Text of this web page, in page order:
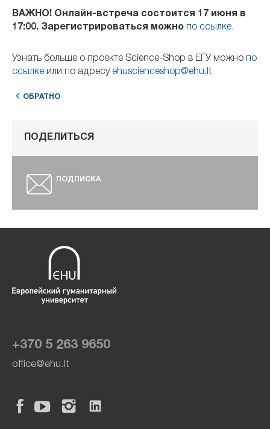
ВАЖНО! Онлайн-встреча состоится 17 июня в
17:00. Зарегистрироваться можно по ссылке.
Узнать больше о проекте Science-Shop в ЕГУ можно по
ссылке или по адресу ehuscienceshop@ehu.lt
ОБРАТНО
ПОДЕЛИТЬСЯ
ПОДПИСКА
+370 5 263 9650
office@ehu.lt